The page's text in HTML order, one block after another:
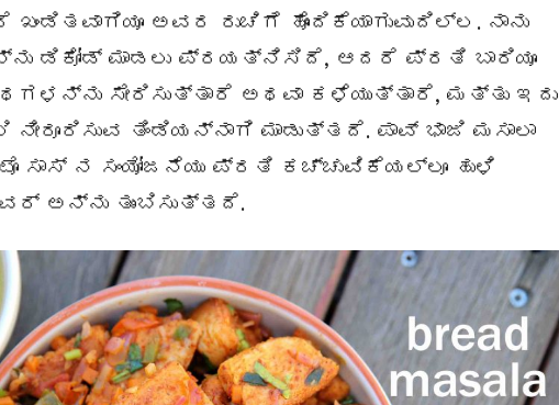
ಅವರ ರುಚಿಗೆ ಹೊಂದಿಕೆಯಾಗುವುದಿಲ್ಲ. ನಾನು
ಡಿಕೋಡ್ ಮಾಡಲು ಪ್ರಯತ್ನಿಸಿದೆ, ಆದರೆ ಪ್ರತಿ ಬಾರಿಯೂ
ಸೇರಿಸುತ್ತಾರೆ ಅಥವಾ ಕಳೆಯುತ್ತಾರೆ, ಮತ್ತು ಇದು
ತಿಂಡಿಯನ್ನಾಗಿ ಮಾಡುತ್ತದೆ. ಪಾವ್ ಭಾಜಿ ಮಸಾಲಾ
ಸಾಸ್ ನ ಸಂಯೋಜನೆಯು ಪ್ರತಿ ಕಚ್ಚುವಿಕೆಯಲ್ಲೂ ಹುಳಿ
ಅನ್ನು ತುಂಬಿಸುತ್ತದೆ.